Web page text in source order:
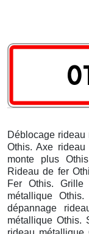
Déblocage
Othis. Axe
monte plus
Rideau de fer
Fer Othis. Grille
métallique
dépannage
métallique Othis.